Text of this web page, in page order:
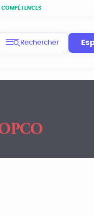
COMPÉTENCES
Rechercher